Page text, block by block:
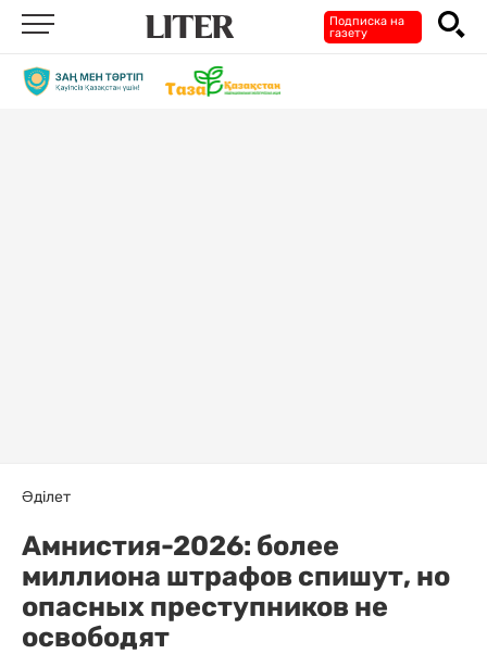
Подписка на
газету
Әділет
Амнистия-2026: более
миллиона штрафов спишут, но
опасных преступников не
освободят